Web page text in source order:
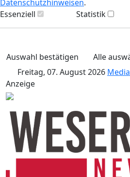
Datenschutzhinweisen.
Essenziell
Statistik
Auswahl bestätigen
Alle
Freitag, 07. August 2026
Anzeige